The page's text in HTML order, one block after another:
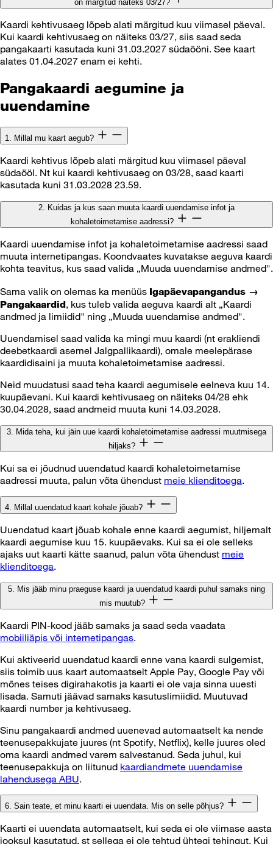
on märgitud näiteks 03/27?
Kaardi kehtivusaeg lõpeb alati märgitud kuu viimasel päeval.
Kui kaardi kehtivusaeg on näiteks 03/27, siis saad seda
pangakaarti kasutada kuni 31.03.2027 südaööni. See kaart
alates 01.04.2027 enam ei kehti.
Pangakaardi aegumine ja
uuendamine
1. Millal mu kaart aegub?
Kaardi kehtivus lõpeb alati märgitud kuu viimasel päeval
südaööl. Nt kui kaardi kehtivusaeg on 03/28, saad kaarti
kasutada kuni 31.03.2028 23.59.
2. Kuidas ja kus saan muuta kaardi uuendamise infot ja
kohaletoimetamise aadressi?
Kaardi uuendamise infot ja kohaletoimetamise aadressi saad
muuta internetipangas. Koondvaates kuvatakse aeguva kaardi
kohta teavitus, kus saad valida „Muuda uuendamise andmed".
Sama valik on olemas ka menüüs Igapäevapangandus →
Pangakaardid, kus tuleb valida aeguva kaardi alt „Kaardi
andmed ja limiidid" ning „Muuda uuendamise andmed".
Uuendamisel saad valida ka mingi muu kaardi (nt erakliendi
deebetkaardi asemel Jalgpallikaardi), omale meelepärase
kaardidisaini ja muuta kohaletoimetamise aadressi.
Neid muudatusi saad teha kaardi aegumisele eelneva kuu 14.
kuupäevani. Kui kaardi kehtivusaeg on näiteks 04/28 ehk
30.04.2028, saad andmeid muuta kuni 14.03.2028.
3. Mida teha, kui jäin uue kaardi kohaletoimetamise aadressi muutmisega
hiljaks?
Kui sa ei jõudnud uuendatud kaardi kohaletoimetamise
aadressi muuta, palun võta ühendust meie klienditoega.
4. Millal uuendatud kaart kohale jõuab?
Uuendatud kaart jõuab kohale enne kaardi aegumist, hiljemalt
kaardi aegumise kuu 15. kuupäevaks. Kui sa ei ole selleks
ajaks uut kaarti kätte saanud, palun võta ühendust meie
klienditoega.
5. Mis jääb minu praeguse kaardi ja uuendatud kaardi puhul samaks ning
mis muutub?
Kaardi PIN-kood jääb samaks ja saad seda vaadata
mobiiliäpis või internetipangas.
Kui aktiveerid uuendatud kaardi enne vana kaardi sulgemist,
siis toimib uus kaart automaatselt Apple Pay, Google Pay või
mõnes teises digirahakotis ja kaarti ei ole vaja sinna uuesti
lisada. Samuti jäävad samaks kasutuslimiidid. Muutuvad
kaardi number ja kehtivusaeg.
Sinu pangakaardi andmed uuenevad automaatselt ka nende
teenusepakkujate juures (nt Spotify, Netflix), kelle juures oled
oma kaardi andmed varem salvestanud. Seda juhul, kui
teenusepakkuja on liitunud kaardiandmete uuendamise
lahendusega ABU.
6. Sain teate, et minu kaarti ei uuendata. Mis on selle põhjus?
Kaarti ei uuendata automaatselt, kui seda ei ole viimase aasta
jooksul kasutatud, st sellega ei ole tehtud ühtegi tehingut. Kui